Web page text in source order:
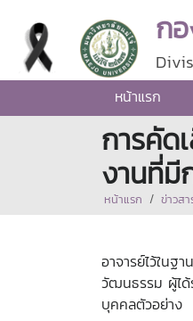
ก
หน้าแรก
การคัด
งานที่มี
หน้าแรก ข่าวส
ด้วยคณะกร
อาจารย์ไว้ในฐ
วัฒนธรรม ผู้ไ
บุคคลตัวอย่าง